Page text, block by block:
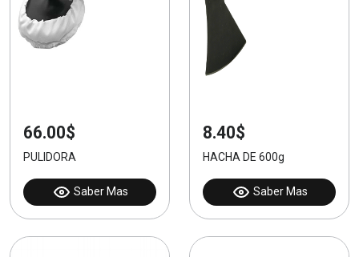
66.00$
PULIDORA
Saber Mas
8.40$
HACHA DE 600g
Saber Mas